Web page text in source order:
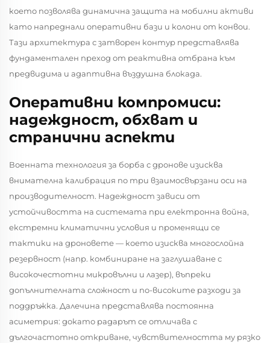
което позволява динамична защита на мобилни активи
като напреднали оперативни бази и колони от конвои.
Тази архитектура с затворен контур представлява
фундаментален преход от реактивна отбрана към
предвидима и адаптивна въздушна блокада.
Оперативни компромиси:
надеждност, обхват и
странични аспекти
Военната технология за борба с дронове изисква
внимателна калибрация по три взаимосвързани оси на
производителност. Надеждност зависи от
устойчивостта на системата при електронна война,
екстремни климатични условия и променящи се
тактики на дроновете — което изисква многослойна
резервност (напр. комбиниране на заглушаване с
високочестотни микровълни и лазер), въпреки
допълнителната сложност и по-високите разходи за
поддръжка. Далечина представлява постоянна
асиметрия: докато радарът се отличава с
дългочастотно откриване, чувствителността му рязко